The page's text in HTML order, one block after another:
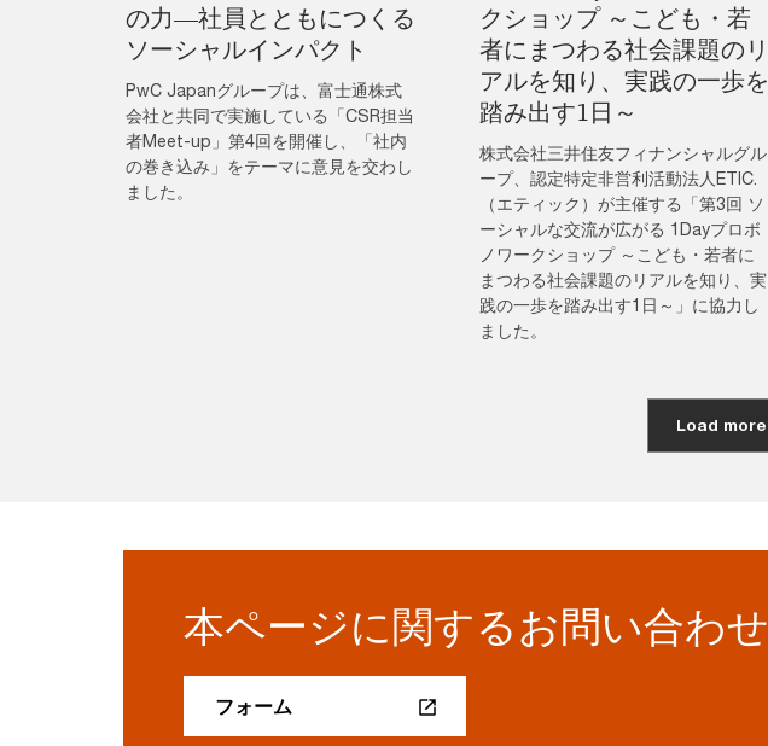
の力―社員とともにつくる
ソーシャルインパクト
PwC Japanグループは、富士通株式
会社と共同で実施している「CSR担当
者Meet-up」第4回を開催し、「社内
の巻き込み」をテーマに意見を交わし
ました。
クショップ ～こども・若
者にまつわる社会課題のリ
アルを知り、実践の一歩を
踏み出す1日～
株式会社三井住友フィナンシャルグル
ープ、認定特定非営利活動法人ETIC.
（エティック）が主催する「第3回 ソ
ーシャルな交流が広がる 1Dayプロボ
ノワークショップ ～こども・若者に
まつわる社会課題のリアルを知り、実
践の一歩を踏み出す1日～」に協力し
ました。
Load more
本ページに関するお問い合わせ
フォーム